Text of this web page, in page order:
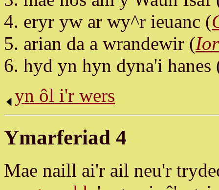
eryr yw ar wy^r ieuanc (
arian da a wrandewir (
hyd yn hyn dyna'i hanes
yn ôl i'r wers
Ymarferiad 4
Mae naill ai'r ail neu'r